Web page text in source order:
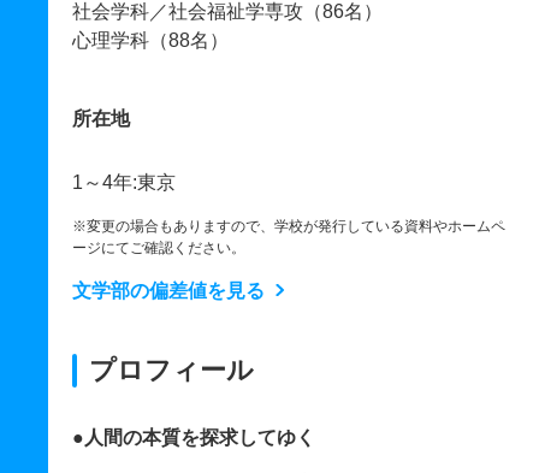
社会学科／社会福祉学専攻（86名）
心理学科（88名）
所在地
1～4年:東京
※変更の場合もありますので、学校が発行している資料やホームペ
ージにてご確認ください。
文学部の偏差値を見る
プロフィール
●人間の本質を探求してゆく